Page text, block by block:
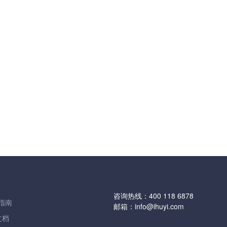
南
档
咨询热线： 400 118 6878
邮箱： info@ihuyi.com